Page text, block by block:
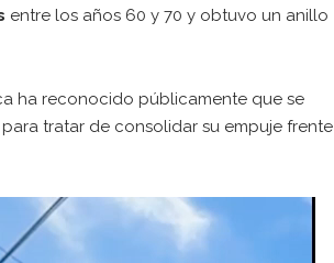
entre los años 60 y 70 y obtuvo un anillo
ha reconocido públicamente que se
tratar de consolidar su empuje frente